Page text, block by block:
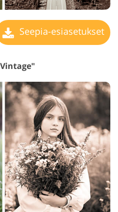
Seepia-esiasetukset